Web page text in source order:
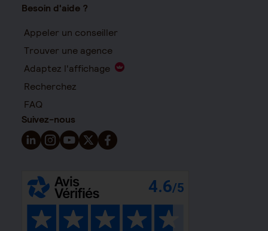
Besoin d'aide ?
Appeler un conseiller
Trouver une agence
Adaptez l'affichage
Recherchez
FAQ
Suivez-nous
Suivez-nous sur LinkedIn - Nouvelle fenêtre
Suivez-nous sur Instagram - Nouvelle fenêtre
Suivez-nous sur YouTube - Nouvelle fenêtre
Suivez-nous sur X - Nouvelle fenêtre
Suivez-nous sur Facebook - Nouvelle